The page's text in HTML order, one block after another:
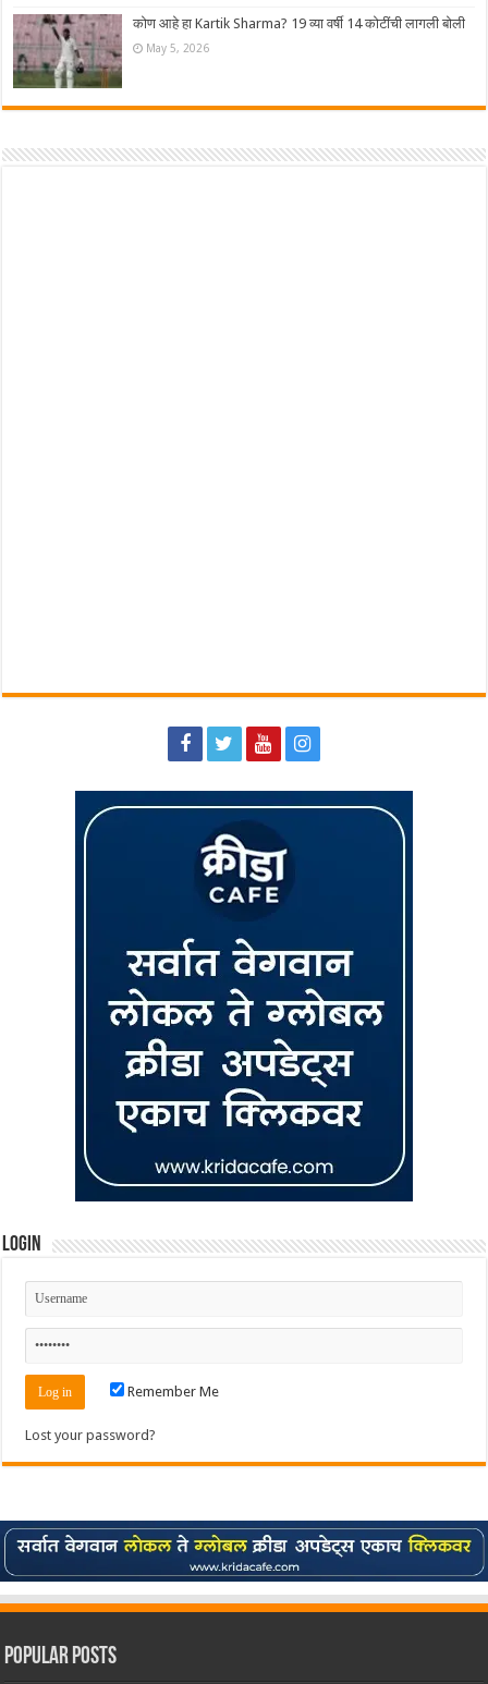
कोण आहे हा Kartik Sharma? 19 व्या वर्षी 14 कोटींची लागली बोली
May 5, 2026
Login
Remember Me
Lost your password?
Popular Posts